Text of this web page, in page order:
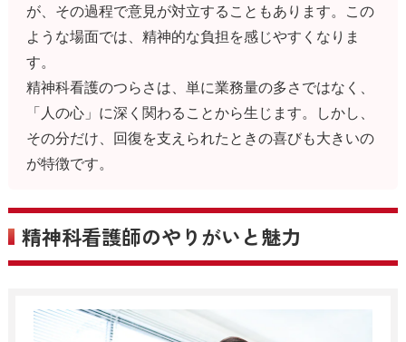
が、その過程で意見が対立することもあります。この
ような場面では、精神的な負担を感じやすくなりま
す。
精神科看護のつらさは、単に業務量の多さではなく、
「人の心」に深く関わることから生じます。しかし、
その分だけ、回復を支えられたときの喜びも大きいの
が特徴です。
精神科看護師のやりがいと魅力